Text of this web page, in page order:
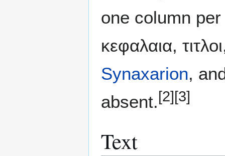
one column
κεφαλαια,
Synaxarion,
absent. [2] [3]
Text